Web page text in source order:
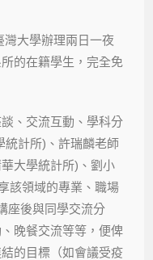
灣大學辦理兩日一夜
的在籍學生，完全免
、交流互動、學科分
統計所)、許瑞麟老師
大學統計所)、劉小
該領域的專業、職場
座後與同學交流分
晚餐交流等等，便俾
的目標（如會議受疫